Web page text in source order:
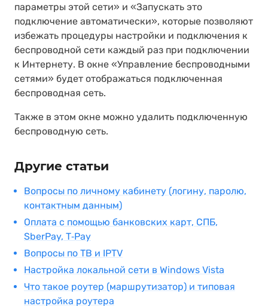
параметры этой сети» и «Запускать это
подключение автоматически», которые позволяют
избежать процедуры настройки и подключения к
беспроводной сети каждый раз при подключении
к Интернету. В окне «Управление беспроводными
сетями» будет отображаться подключенная
беспроводная сеть.
Также в этом окне можно удалить подключенную
беспроводную сеть.
Другие статьи
Вопросы по личному кабинету (логину, паролю,
контактным данным)
Оплата с помощью банковских карт, СПБ,
SberPay, T‑Pay
Вопросы по ТВ и IPTV
Настройка локальной сети в Windows Vista
Что такое роутер (маршрутизатор) и типовая
настройка роутера